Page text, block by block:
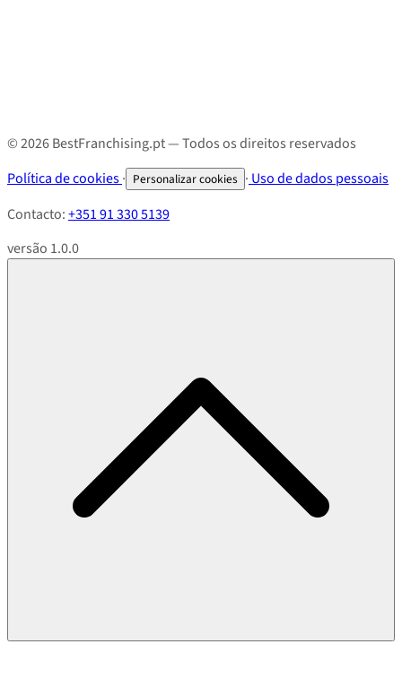
© 2026 BestFranchising.pt — Todos os direitos reservados
Política de cookies· Personalizar cookies · Uso de dados pessoais
Contacto:+351 91 330 5139
versão 1.0.0